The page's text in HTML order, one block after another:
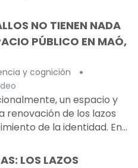
NO TIENEN NADA
PÚBLICO EN MAÓ,
y cognición
un espacio y
renovación de los lazos
de la identidad. En...
LOS LAZOS